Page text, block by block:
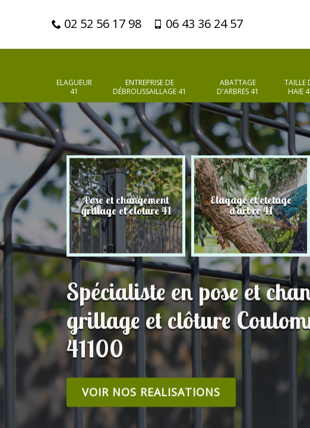
02 52 56 17 98 06 43 36 24 57
ELAGUEUR
41
ENTREPRISE DE
DÉBROUSSAILLAGE 41
ABATTAGE
D'ARBRES 41
TAILLE
HAIE
41
Elagage et etetage
d'arbre 41 Elagueur 41
Spécialiste en pose et
grillage et clôture
41100
VOIR NOS REALISATIONS